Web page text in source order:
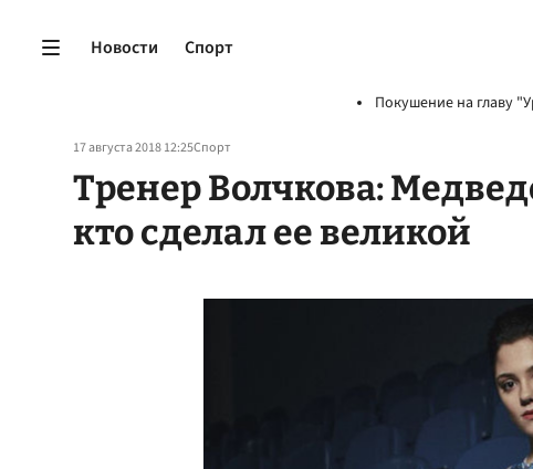
Новости Спорт
Покушение на главу
17 августа 2018 12:25Спорт
Тренер Волчкова:
кто сделал ее великой